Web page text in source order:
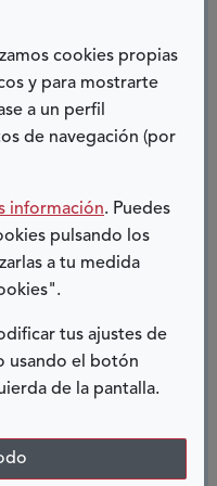
cookies propias
y para mostrarte
a un perfil
de navegación (por
información. Puedes
pulsando los
a tu medida
tus ajustes de
usando el botón
de la pantalla.
amarga que me
bultito que me
nada grave,
HAY
de
2017. El síndrome